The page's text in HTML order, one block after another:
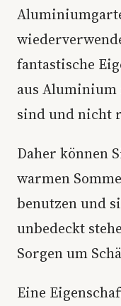
fantastische
aus Aluminium
sind und nicht
Daher können
warmen
benutzen und
unbedeckt
Sorgen um
Eine